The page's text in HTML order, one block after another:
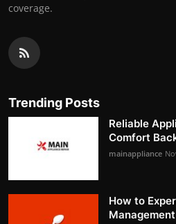
coverage.
Trending Posts
Reliable
Comfort
mainappliance
How to